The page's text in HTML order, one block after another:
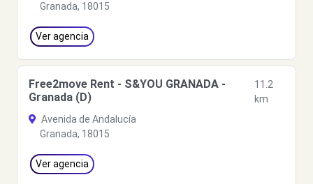
Granada, 18015
Ver agencia
Free2move Rent - S&YOU GRANADA -
Granada (D)
11.2
km
Avenida de Andalucía
Granada, 18015
Ver agencia